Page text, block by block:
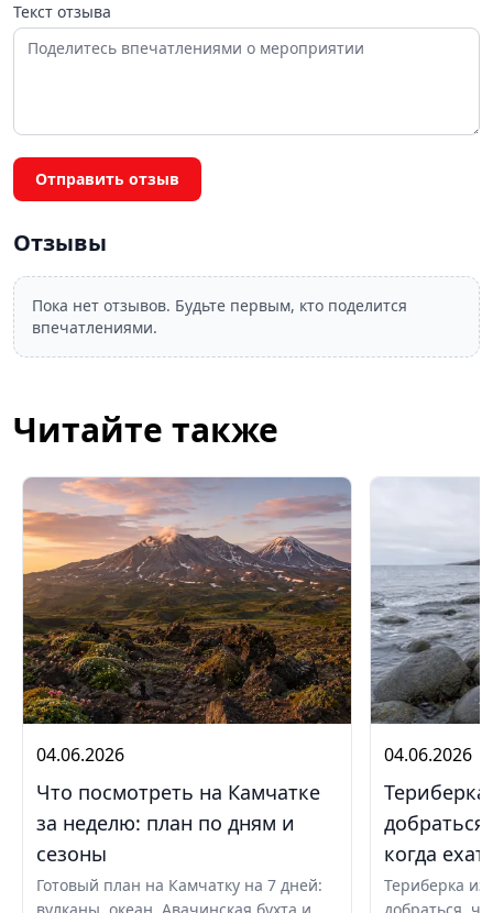
Текст отзыва
Отправить отзыв
Отзывы
Пока нет отзывов. Будьте первым, кто поделится
впечатлениями.
Читайте также
04.06.2026
Что посмотреть на Камчатке
за неделю: план по дням и
сезоны
Готовый план на Камчатку на 7 дней:
04.06.2026
когда
Териберка